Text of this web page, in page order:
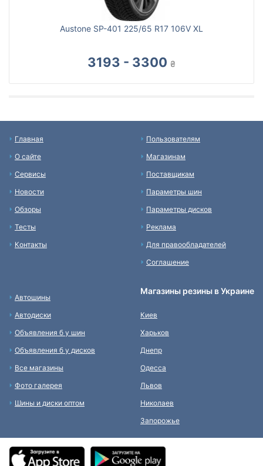
Austone SP-401 225/65 R17 106V XL
3193 - 3300 ₴
Главная
О сайте
Сервисы
Новости
Обзоры
Тесты
Контакты
Пользователям
Магазинам
Поставщикам
Параметры шин
Параметры дисков
Реклама
Для правообладателей
Соглашение
Автошины
Автодиски
Объявления б у шин
Объявления б у дисков
Все магазины
Фото галерея
Шины и диски оптом
Магазины резины в Украине
Киев
Харьков
Днепр
Одесса
Львов
Николаев
Запорожье